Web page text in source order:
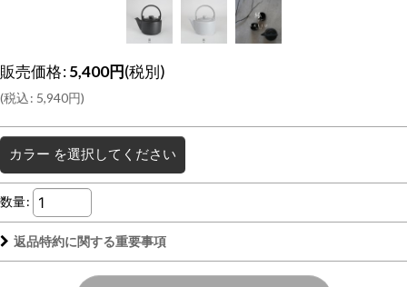
販売価格:5,400円(税別)
(税込: 5,940円)
カラー を選択してください
数量:
返品特約に関する重要事項